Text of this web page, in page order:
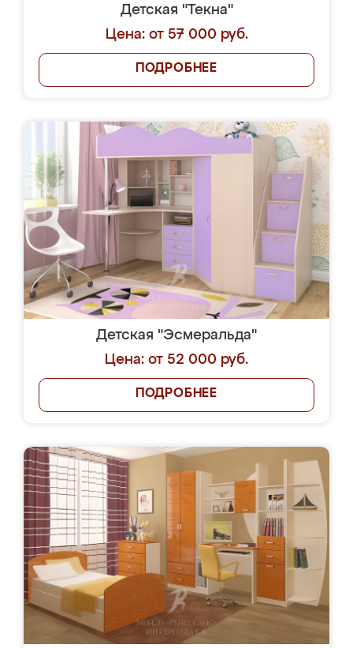
Детская "Текна"
Цена: от 57 000 руб.
ПОДРОБНЕЕ
Детская "Эсмеральда"
Цена: от 52 000 руб.
ПОДРОБНЕЕ